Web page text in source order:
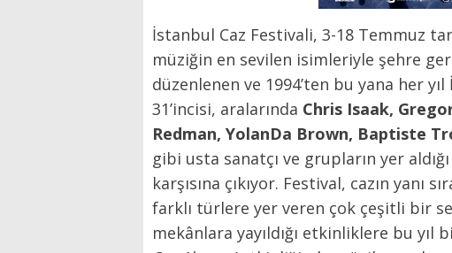
İstanbul Caz Festivali, 3-18 Temmuz
müziğin en sevilen isimleriyle şehre
düzenlenen ve 1994’ten bu yana her
31’incisi, aralarında Chris Isaak,
Redman, YolanDa Brown, Baptiste
gibi usta sanatçı ve grupların yer
karşısına çıkıyor. Festival, cazın yanı
farklı türlere yer veren çok çeşitli bir
mekânlara yayıldığı etkinliklere bu yıl